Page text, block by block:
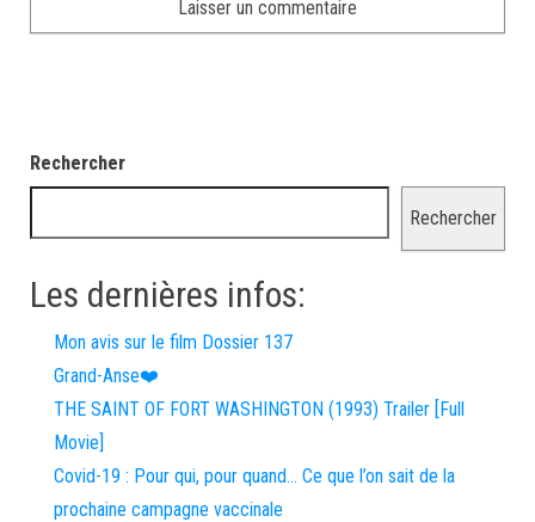
Rechercher
Rechercher
Les dernières infos:
Mon avis sur le film Dossier 137
Grand-Anse❤️
THE SAINT OF FORT WASHINGTON (1993) Trailer [Full
Movie]
Covid-19 : Pour qui, pour quand… Ce que l’on sait de la
prochaine campagne vaccinale